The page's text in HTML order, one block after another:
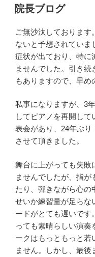
稿
日:
院長ブログ
ご無沙汰しておりま
ないと予想されていま
症状が出ており、特に
ませんでした。引き
もありますので、早め
私事になりますが、3
してピアノを再開し
表会があり、24年ぶ
させて頂きました。
舞台に上がっても失敗
ませんでしたが、指
たり、弾きながら心の
せいか練習量が足らな
ードがとても遅いです
っても素晴らしい演
ークはもっともっと若
ません。しかし、最